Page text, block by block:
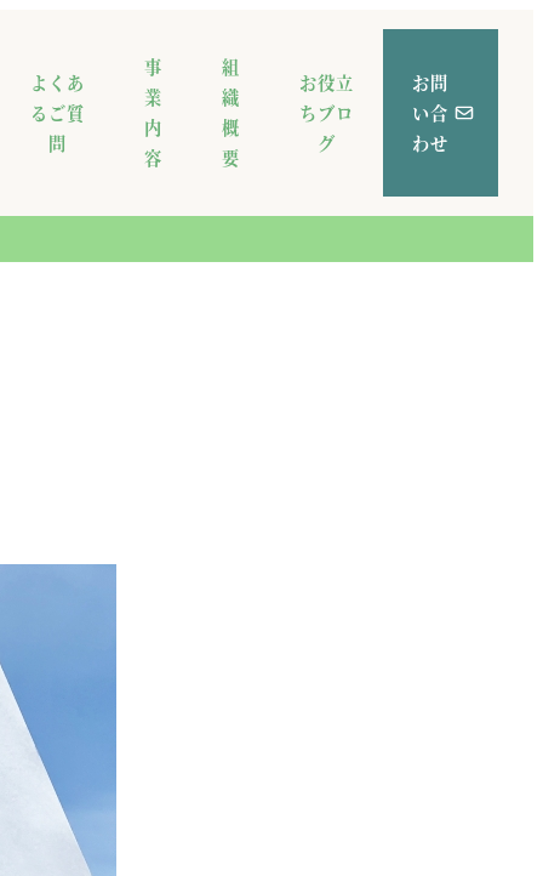
よくあ
るご質
問
事
業
内
容
組
織
概
要
お役立
ちブロ
グ
お問
い合
わせ